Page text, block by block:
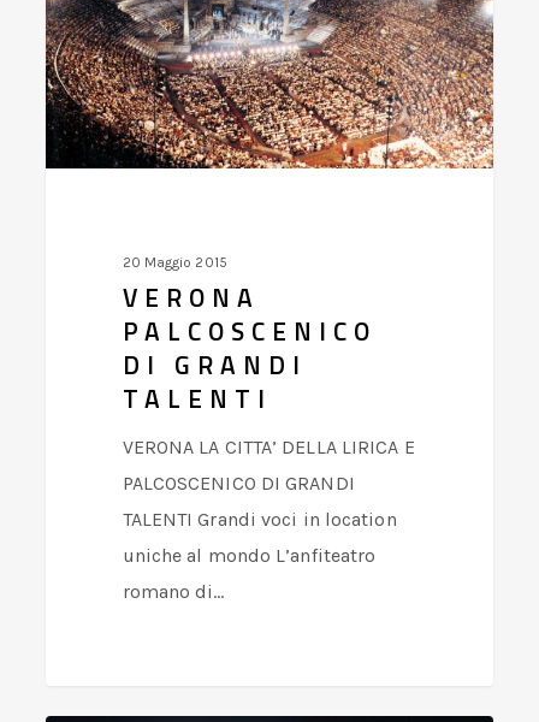
di
grandi
talenti
20 Maggio 2015
VERONA
PALCOSCENICO
DI GRANDI
TALENTI
VERONA LA CITTA’ DELLA LIRICA E
PALCOSCENICO DI GRANDI
TALENTI Grandi voci in location
uniche al mondo L’anfiteatro
romano di…